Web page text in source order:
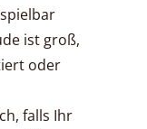
ist groß,
oder
falls Ihr